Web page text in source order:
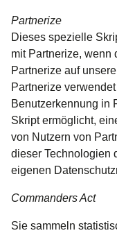
Partnerize
Dieses spezielle
mit Partnerize, wenn
Partnerize auf
Partnerize
Benutzerkennung in
Skript ermöglicht,
von Nutzern von
dieser Technologien
eigenen
Commanders Act
Sie sammeln